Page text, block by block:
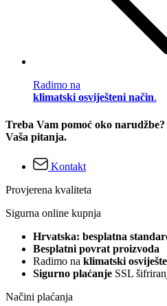
Radimo na
klimatski osviješteni način.
Treba Vam pomoć oko
Vaša pitanja.
Kontakt
Provjerena kvaliteta
Sigurna online kupnja
Hrvatska: besplatna
Besplatni povrat proizvoda
Radimo na klimatski
Sigurno plaćanje SSL
Načini plaćanja